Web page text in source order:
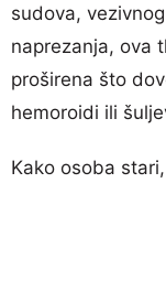
sudova,
naprezanja, ova
proširena što
hemoroidi ili
Kako osoba